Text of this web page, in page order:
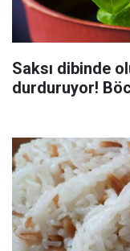
Saksı dibinde
durduruyor!